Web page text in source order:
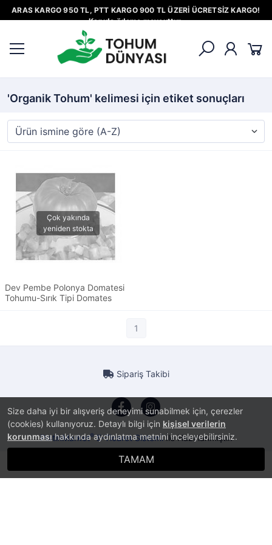
ARAS KARGO 950 TL, PTT KARGO 900 TL ÜZERİ ÜCRETSİZ KARGO!
Kapıda ödeme mevcuttur.
Size daha iyi bir alışveriş deneyimi sunabilmek için, çerezler
(cookies) kullanıyoruz. Detaylı bilgi için kişisel verilerin
korunmasıhakkında aydınlatma metnini inceleyebilirsiniz.
TAMAM
'Organik Tohum' kelimesi için etiket sonuçları
Dev Pembe Polonya Domatesi
Tohumu-Sırık Tipi Domates
1
Sipariş Takibi
PlatinMarket®E-Ticaret Sistemiİle Hazırlanmıştır.